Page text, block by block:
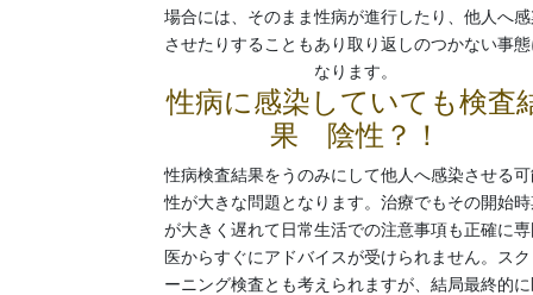
場合には、そのまま性病が進行したり、他人へ
させたりすることもあり取り返しのつかない事
なります。
性病に感染していても検査
果 陰性？！
性病検査結果をうのみにして他人へ感染させる
性が大きな問題となります。治療でもその開始
が大きく遅れて日常生活での注意事項も正確に
医からすぐにアドバイスが受けられません。ス
ーニング検査とも考えられますが、結局最終的